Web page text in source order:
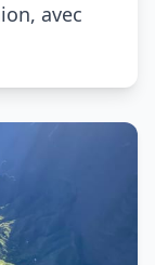
avec